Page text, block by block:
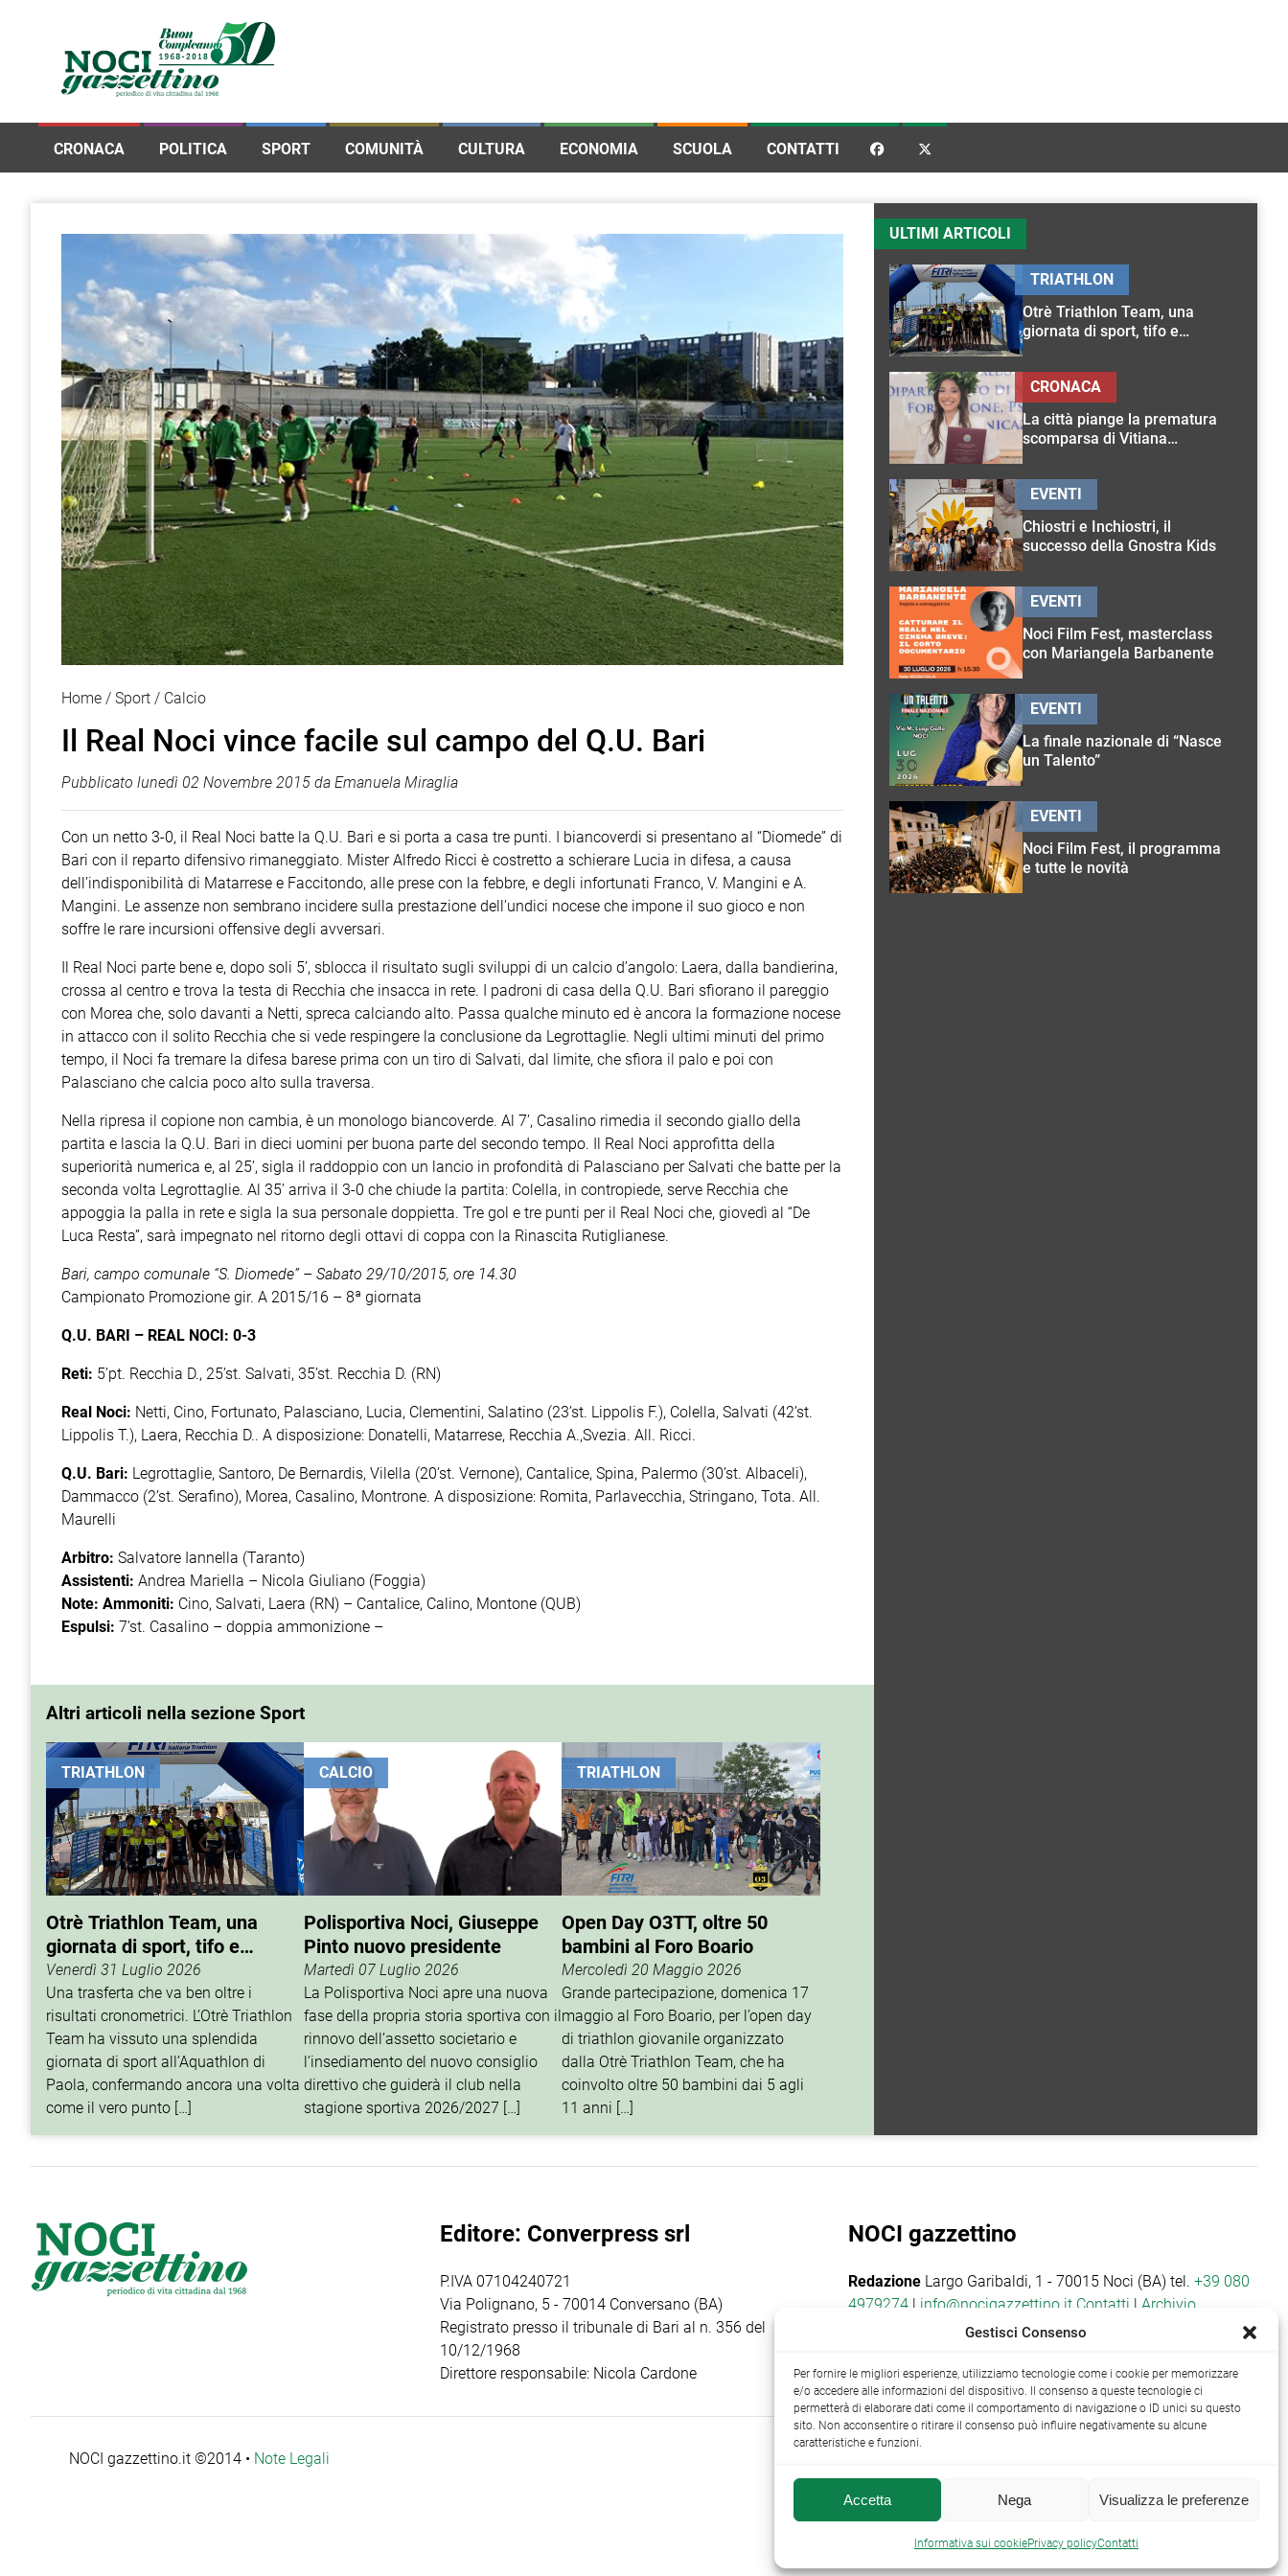
CRONACA POLITICA SPORT COMUNITÀ CULTURA ECONOMIA SCUOLA CONTATTI  
Home Sport Calcio
Il Real Noci vince facile sul campo del Q.U. Bari
Pubblicato lunedì 02 Novembre 2015 da Emanuela Miraglia
Con un netto 3-0, il Real Noci batte la Q.U. Bari e si porta a casa tre punti. I biancoverdi si presentano al “Diomede” di
Bari con il reparto difensivo rimaneggiato. Mister Alfredo Ricci è costretto a schierare Lucia in difesa, a causa
dell’indisponibilità di Matarrese e Faccitondo, alle prese con la febbre, e degli infortunati Franco, V. Mangini e A.
Mangini. Le assenze non sembrano incidere sulla prestazione dell’undici nocese che impone il suo gioco e non
soffre le rare incursioni offensive degli avversari.
Il Real Noci parte bene e, dopo soli 5’, sblocca il risultato sugli sviluppi di un calcio d’angolo: Laera, dalla bandierina,
crossa al centro e trova la testa di Recchia che insacca in rete. I padroni di casa della Q.U. Bari sfiorano il pareggio
con Morea che, solo davanti a Netti, spreca calciando alto. Passa qualche minuto ed è ancora la formazione nocese
in attacco con il solito Recchia che si vede respingere la conclusione da Legrottaglie. Negli ultimi minuti del primo
tempo, il Noci fa tremare la difesa barese prima con un tiro di Salvati, dal limite, che sfiora il palo e poi con
Palasciano che calcia poco alto sulla traversa.
Nella ripresa il copione non cambia, è un monologo biancoverde. Al 7’, Casalino rimedia il secondo giallo della
partita e lascia la Q.U. Bari in dieci uomini per buona parte del secondo tempo. Il Real Noci approfitta della
superiorità numerica e, al 25’, sigla il raddoppio con un lancio in profondità di Palasciano per Salvati che batte per la
seconda volta Legrottaglie. Al 35’ arriva il 3-0 che chiude la partita: Colella, in contropiede, serve Recchia che
appoggia la palla in rete e sigla la sua personale doppietta. Tre gol e tre punti per il Real Noci che, giovedì al “De
Luca Resta”, sarà impegnato nel ritorno degli ottavi di coppa con la Rinascita Rutiglianese.
Bari, campo comunale “S. Diomede” – Sabato 29/10/2015, ore 14.30
Campionato Promozione gir. A 2015/16 – 8ª giornata
Q.U. BARI – REAL NOCI: 0-3
Reti: 5’pt. Recchia D., 25’st. Salvati, 35’st. Recchia D. (RN)
Real Noci: Netti, Cino, Fortunato, Palasciano, Lucia, Clementini, Salatino (23’st. Lippolis F.), Colella, Salvati (42’st.
Lippolis T.), Laera, Recchia D.. A disposizione: Donatelli, Matarrese, Recchia A.,Svezia. All. Ricci.
Q.U. Bari: Legrottaglie, Santoro, De Bernardis, Vilella (20’st. Vernone), Cantalice, Spina, Palermo (30’st. Albaceli),
Dammacco (2’st. Serafino), Morea, Casalino, Montrone. A disposizione: Romita, Parlavecchia, Stringano, Tota. All.
Maurelli
Arbitro: Salvatore Iannella (Taranto)
Assistenti: Andrea Mariella – Nicola Giuliano (Foggia)
Note: Ammoniti: Cino, Salvati, Laera (RN) – Cantalice, Calino, Montone (QUB)
Espulsi: 7’st. Casalino – doppia ammonizione –
Altri articoli nella sezione Sport
TRIATHLON
Otrè Triathlon Team, una
giornata di sport, tifo e
condivisione
Venerdì 31 Luglio 2026
Una trasferta che va ben oltre i
risultati cronometrici. L’Otrè Triathlon
Team ha vissuto una splendida
giornata di sport all’Aquathlon di
Paola, confermando ancora una volta
come il vero punto […]
CALCIO
Polisportiva Noci, Giuseppe
Pinto nuovo presidente
Martedì 07 Luglio 2026
La Polisportiva Noci apre una nuova
fase della propria storia sportiva con il
rinnovo dell’assetto societario e
l’insediamento del nuovo consiglio
direttivo che guiderà il club nella
stagione sportiva 2026/2027 […]
TRIATHLON
Open Day O3TT, oltre 50
bambini al Foro Boario
Mercoledì 20 Maggio 2026
Grande partecipazione, domenica 17
maggio al Foro Boario, per l’open day
di triathlon giovanile organizzato
dalla Otrè Triathlon Team, che ha
coinvolto oltre 50 bambini dai 5 agli
11 anni […]
ULTIMI ARTICOLI
Otrè Triathlon Team, una
giornata di sport, tifo e
TRIATHLON
La città piange la prematura
scomparsa di Vitiana
CRONACA
Chiostri e Inchiostri, il
successo della Gnostra Kids
EVENTI
Noci Film Fest, masterclass
con Mariangela Barbanente
EVENTI
La finale nazionale di “Nasce
un Talento”
EVENTI
Noci Film Fest, il programma
e tutte le novità
EVENTI
Editore: Converpress srl
P.IVA 07104240721
Via Polignano, 5 - 70014 Conversano (BA)
Registrato presso il tribunale di Bari al n. 356 del
10/12/1968
Direttore responsabile: Nicola Cardone
NOCI gazzettino
Redazione Largo Garibaldi, 1 - 70015 Noci (BA) tel.+39 080
4979274 | info@nocigazzettino.it Contatti | Archivio
NOCI gazzettino.it ©2014 • Note Legali
Gestisci Consenso
Per fornire le migliori esperienze, utilizziamo tecnologie come i cookie per memorizzare
e/o accedere alle informazioni del dispositivo. Il consenso a queste tecnologie ci
permetterà di elaborare dati come il comportamento di navigazione o ID unici su questo
sito. Non acconsentire o ritirare il consenso può influire negativamente su alcune
caratteristiche e funzioni.
Accetta Nega Visualizza le preferenze
Informativa sui cookiePrivacy policyContatti